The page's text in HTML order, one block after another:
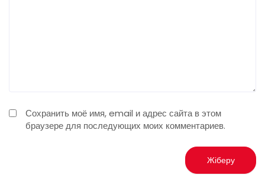
Сохранить моё имя, email и адрес сайта в этом
браузере для последующих моих комментариев.